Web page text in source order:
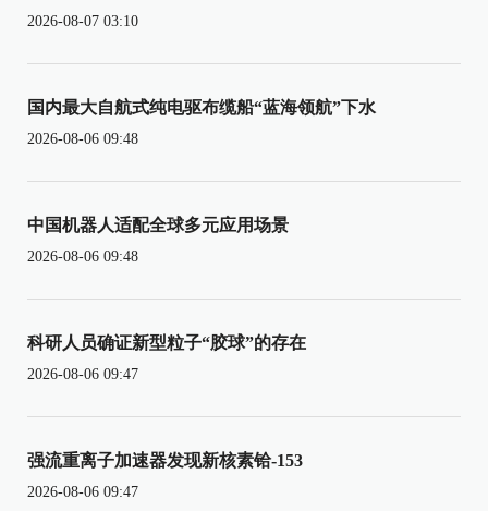
2026-08-07 03:10
国内最大自航式纯电驱布缆船“蓝海领航”下水
2026-08-06 09:48
中国机器人适配全球多元应用场景
2026-08-06 09:48
科研人员确证新型粒子“胶球”的存在
2026-08-06 09:47
强流重离子加速器发现新核素铪-153
2026-08-06 09:47